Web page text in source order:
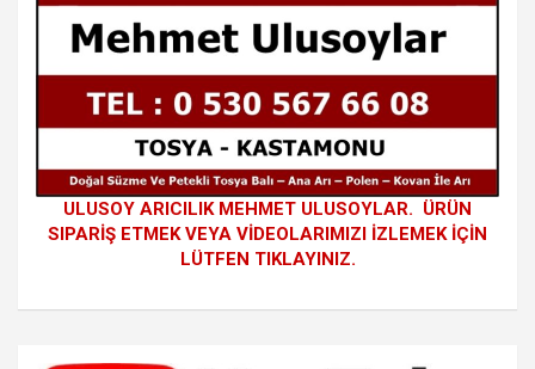
ULUSOY ARICILIK MEHMET ULUSOYLAR. ÜRÜN
SIPARİŞ ETMEK VEYA VİDEOLARIMIZI İZLEMEK İÇİN
LÜTFEN TIKLAYINIZ.